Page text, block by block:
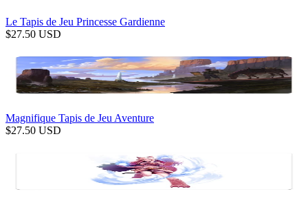
Le Tapis de Jeu Princesse Gardienne
$27.50 USD
Magnifique Tapis de Jeu Aventure
$27.50 USD